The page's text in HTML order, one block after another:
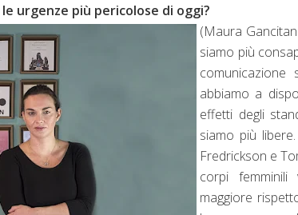
urgenze più pericolose di oggi?
(Maura
siamo più
abbiamo a
effetti degli
siamo più
Fredrickson e
corpi
maggiore